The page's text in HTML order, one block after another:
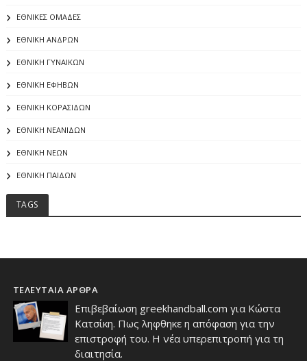
ΕΘΝΙΚΕΣ ΟΜΑΔΕΣ
ΕΘΝΙΚΗ ΑΝΔΡΩΝ
ΕΘΝΙΚΗ ΓΥΝΑΙΚΩΝ
ΕΘΝΙΚΗ ΕΦΗΒΩΝ
ΕΘΝΙΚΗ ΚΟΡΑΣΙΔΩΝ
ΕΘΝΙΚΗ ΝΕΑΝΙΔΩΝ
ΕΘΝΙΚΗ ΝΕΩΝ
ΕΘΝΙΚΗ ΠΑΙΔΩΝ
TAGS
ΤΕΛΕΥΤΑΙΑ ΑΡΘΡΑ
Επιβεβαίωση greekhandball.com για Κώστα
Κατσίκη. Πως ληφθηκε η απόφαση για την
επιστροφή του. Η νέα υπερεπιτροπή για τη
διαιτησία.